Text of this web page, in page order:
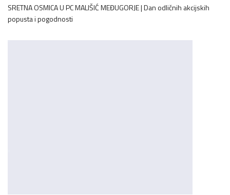
SRETNA OSMICA U PC MALIŠIĆ MEĐUGORJE | Dan odličnih akcijskih
popusta i pogodnosti